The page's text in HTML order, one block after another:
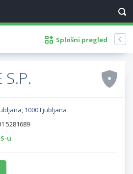
Splošni pregled
S.P.
1000 Ljubljana
5281689
u